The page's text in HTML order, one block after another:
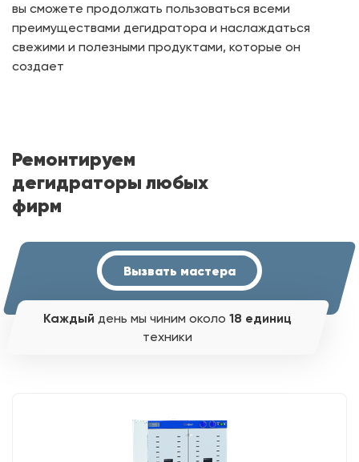
вы сможете продолжать пользоваться всеми
преимуществами дегидратора и наслаждаться
свежими и полезными продуктами, которые он
создает
Ремонтируем
дегидраторы любых
фирм
Вызвать мастера
Каждый день мы чиним около 18 единиц
техники